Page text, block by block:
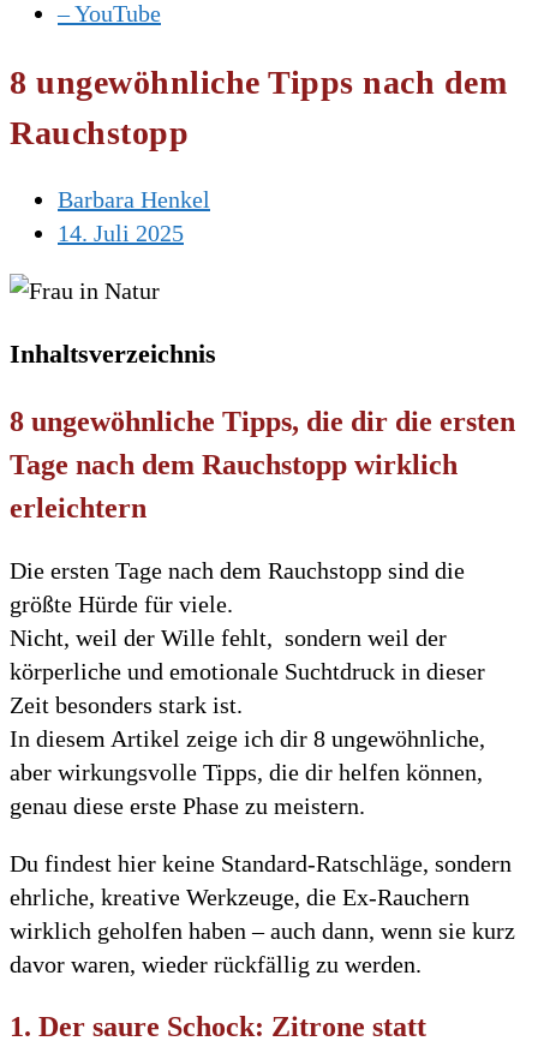
– YouTube
8 ungewöhnliche Tipps nach dem
Rauchstopp
Barbara Henkel
14. Juli 2025
Inhaltsverzeichnis
8 ungewöhnliche Tipps, die dir die ersten
Tage nach dem Rauchstopp wirklich
erleichtern
Die ersten Tage nach dem Rauchstopp sind die
größte Hürde für viele.
Nicht, weil der Wille fehlt, sondern weil der
körperliche und emotionale Suchtdruck in dieser
Zeit besonders stark ist.
In diesem Artikel zeige ich dir 8 ungewöhnliche,
aber wirkungsvolle Tipps, die dir helfen können,
genau diese erste Phase zu meistern.
Du findest hier keine Standard-Ratschläge, sondern
ehrliche, kreative Werkzeuge, die Ex-Rauchern
wirklich geholfen haben – auch dann, wenn sie kurz
davor waren, wieder rückfällig zu werden.
1. Der saure Schock: Zitrone statt